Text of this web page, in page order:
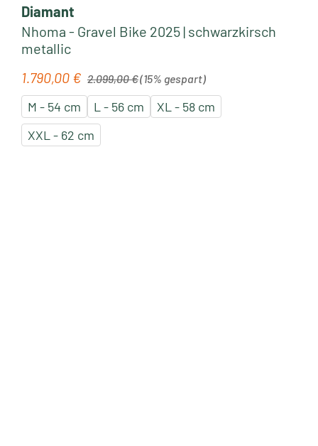
Diamant
Nhoma - Gravel Bike 2025 | schwarzkirsch
metallic
Verkaufspreis:
1.790,00 € 2.099,00 €(15% gespart)
M - 54 cm L - 56 cm
XL - 58 cm
XXL - 62 cm